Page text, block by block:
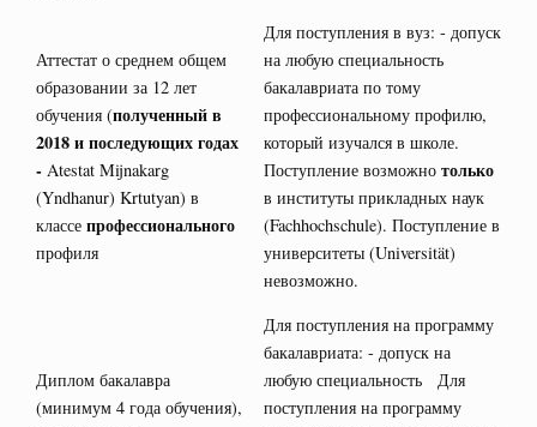
Аттестат о среднем общем
образовании за 12 лет
обучения (полученный в
2018 и последующих годах
- Atestat Mijnakarg
(Yndhanur) Krtutyan) в
классе профессионального
профиля
Для поступления в вуз: - допуск
на любую специальность
бакалавриата по тому
профессиональному профилю,
который изучался в школе.
Поступление возможно только
в институты прикладных наук
(Fachhochschule). Поступление в
университеты (Universität)
невозможно.
Диплом бакалавра
(минимум 4 года обучения),
Для поступления на программу
бакалавриата: - допуск на
любую специальность Для
поступления на программу